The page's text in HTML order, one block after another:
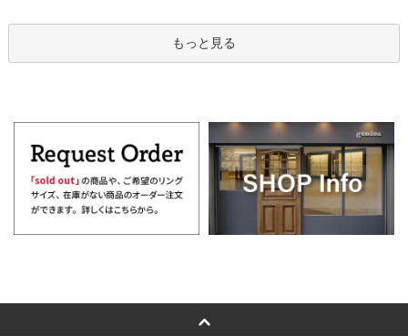
もっと見る